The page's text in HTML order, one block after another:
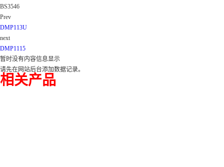
BS3546
Prev
DMP113U
next
DMP1115
暂时没有内容信息显示
请先在网站后台添加数据记录。
相关产品